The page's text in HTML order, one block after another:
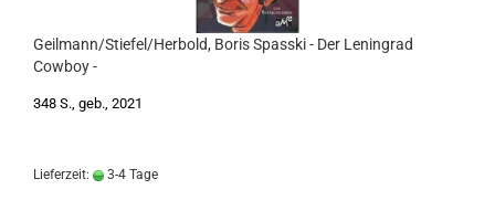
Geilmann/Stiefel/Herbold, Boris Spasski - Der Leningrad
Cowboy -
348 S., geb., 2021
Lieferzeit: 3-4 Tage